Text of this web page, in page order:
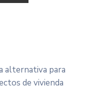
alternativa para
de vivienda